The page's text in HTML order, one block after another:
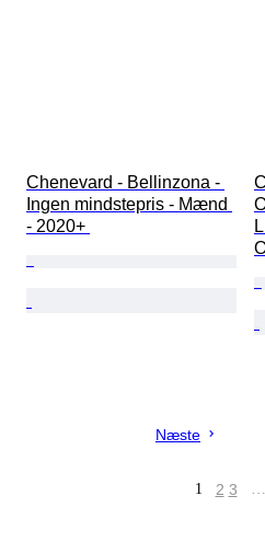
Chenevard - Bellinzona -
Ingen mindstepris - Mænd
- 2020+
Næste
1 2 3 …